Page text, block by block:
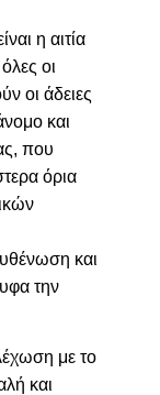
η αιτία
οι
οι άδειες
και
που
όρια
και
την
με το
και